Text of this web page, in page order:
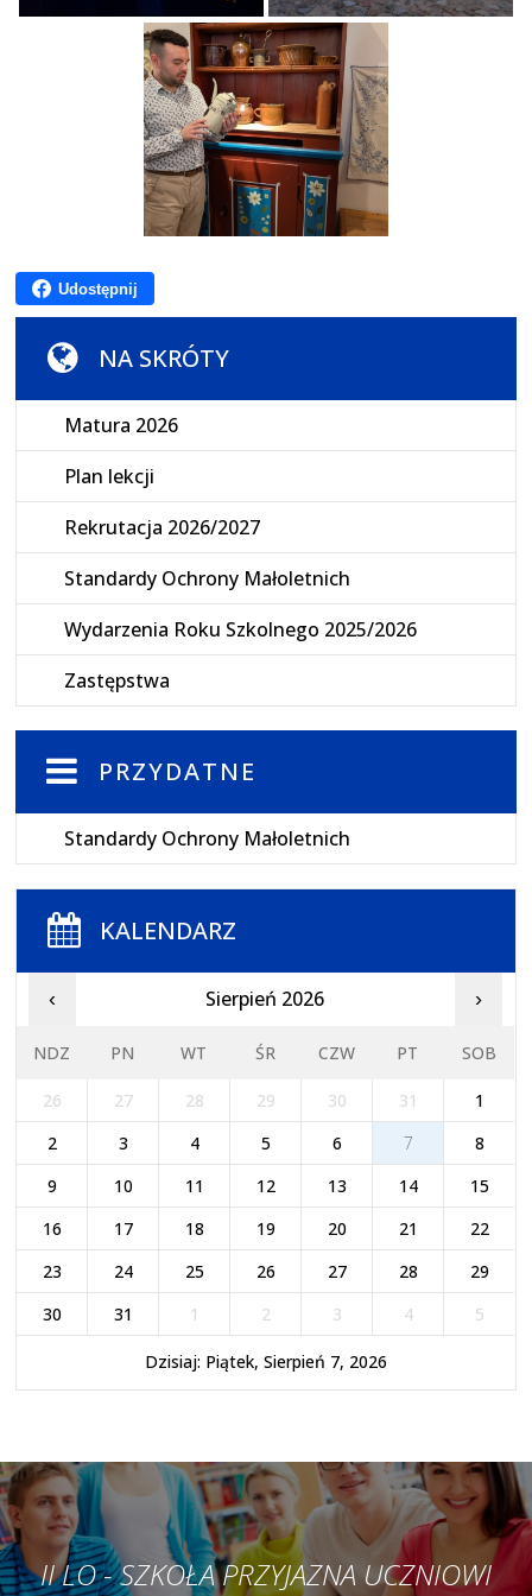
Udostępnij
NA SKRÓTY
Matura 2026
Plan lekcji
Rekrutacja 2026/2027
Standardy Ochrony Małoletnich
Wydarzenia Roku Szkolnego 2025/2026
Zastępstwa
PRZYDATNE
Standardy Ochrony Małoletnich
KALENDARZ
‹ Sierpień 2026 ›
NDZ PN WT ŚR CZW PT SOB
26 27 28 29 30 31
1
2
3 4 5 6 7
8
9
10 11 12 13 14
15
16
17 18 19 20 21
22
23
24 25 26 27 28
29
30
31 1 2 3 4 5
Dzisiaj: Piątek, Sierpień 7, 2026
II LO - SZKOŁA PRZYJAZNA UCZNIOWI